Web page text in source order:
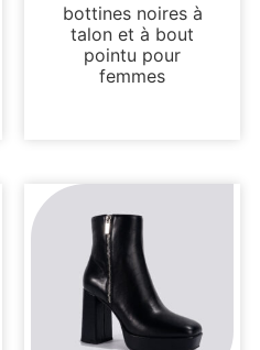
bottines noires à
talon et à bout
pointu pour
femmes